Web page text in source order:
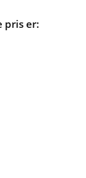
pris er: